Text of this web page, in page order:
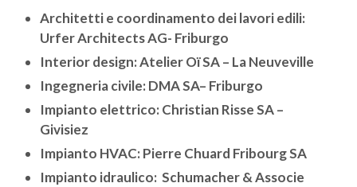
Architetti e coordinamento dei lavori edili:
Urfer Architects AG- Friburgo
Interior design:Atelier Oï SA – La Neuveville
Ingegneria civile: DMA SA– Friburgo
Impianto elettrico: Christian Risse SA –
Givisiez
Impianto HVAC: Pierre Chuard Fribourg SA
Impianto idraulico: Schumacher & Associe